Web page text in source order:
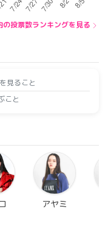
の投票数ランキングを見る
見ること
こと
アヤミ